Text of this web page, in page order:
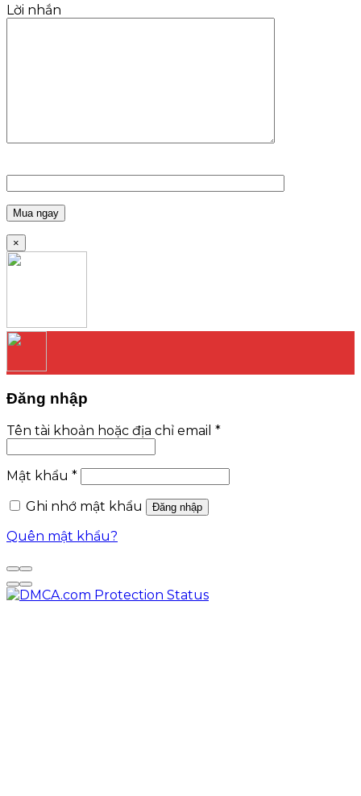
Lời nhắn
×
Đăng nhập
Tên tài khoản hoặc địa chỉ email *
Mật khẩu *
Ghi nhớ mật khẩu
Đăng nhập
Quên mật khẩu?